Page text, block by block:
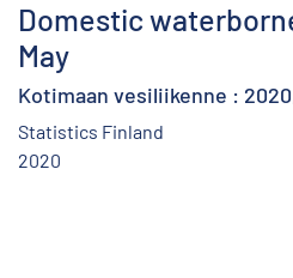
Domestic
May
Kotimaan vesiliikenne :
Statistics Finland
2020